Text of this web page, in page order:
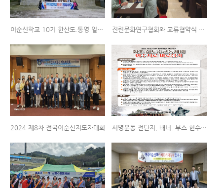
이순신학교 10기 한산도.통영 일원 답사 (2024.11.02) 진린문화연구협회와 교류협약식 체결
2024 제8차 전국이순신지도자대회 서명운동 전단지, 배너. 부스 현수막 등